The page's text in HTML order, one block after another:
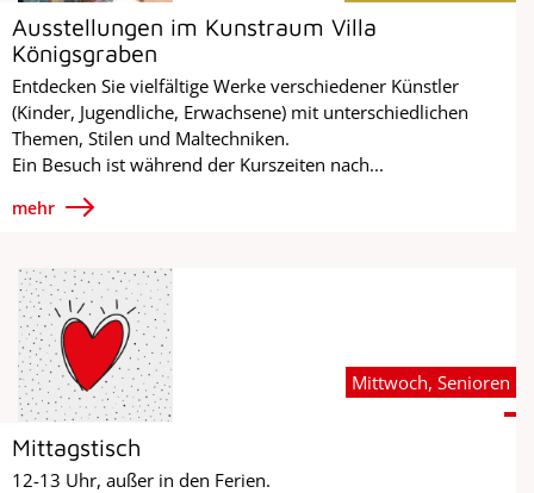
Ausstellungen im Kunstraum Villa
Königsgraben
Entdecken Sie vielfältige Werke verschiedener Künstler
(Kinder, Jugendliche, Erwachsene) mit unterschiedlichen
Themen, Stilen und Maltechniken.
Ein Besuch ist während der Kurszeiten nach...
mehr
Mittagstisch
12-13 Uhr, außer in den Ferien.
Mittwoch, Senioren